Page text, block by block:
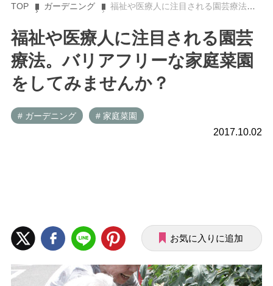
TOP ガーデニング 福祉や医療人に注目される園芸療法。バリアフリーな家庭菜園をしてみませんか？
福祉や医療人に注目される園芸
療法。バリアフリーな家庭菜園
をしてみませんか？
# ガーデニング # 家庭菜園
2017.10.02
お気に入りに追加